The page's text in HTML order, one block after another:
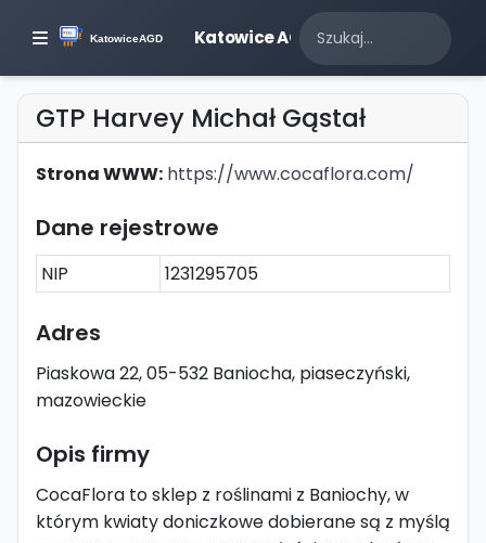
Katowice AGD
GTP Harvey Michał Gąstał
Strona WWW: https://www.cocaflora.com/
Dane rejestrowe
NIP 1231295705
Adres
Piaskowa 22, 05-532 Baniocha, piaseczyński,
mazowieckie
Opis firmy
CocaFlora to sklep z roślinami z Baniochy, w
którym kwiaty doniczkowe dobierane są z myślą